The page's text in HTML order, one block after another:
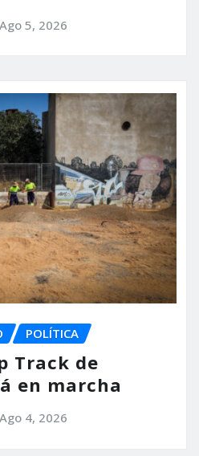
Ago 5, 2026
POLÍTICA
Track de
en marcha
Ago 4, 2026